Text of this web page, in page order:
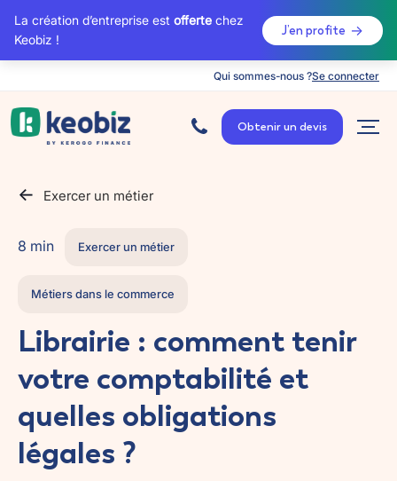
La création d’entreprise est offerte chez
Keobiz !
J’en profite
Qui sommes-nous ?Se connecter
c
c
u
l
Obtenir un devis
Exercer un métier
8 min Exercer un métier
Métiers dans le commerce
Librairie : comment tenir
votre comptabilité et
quelles obligations
légales ?